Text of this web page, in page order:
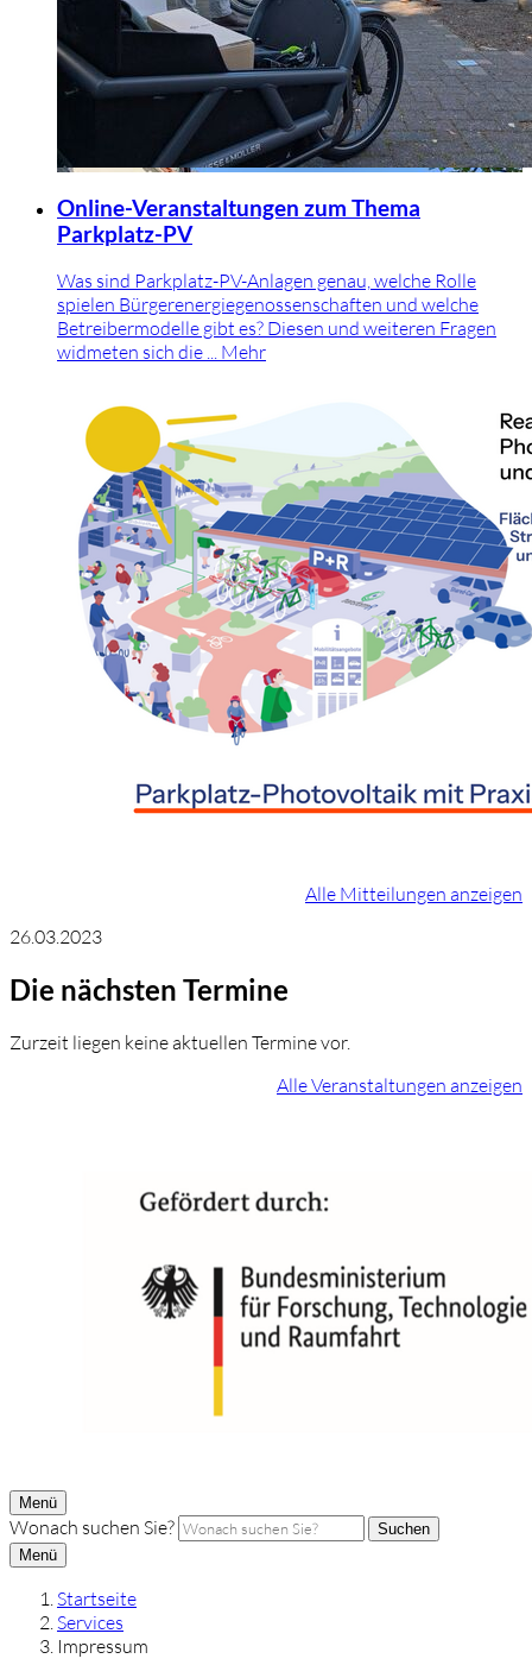
Online-Veranstaltungen zum Thema
Parkplatz-PV
Was sind Parkplatz-PV-Anlagen genau, welche Rolle
spielen Bürgerenergiegenossenschaften und welche
Betreibermodelle gibt es? Diesen und weiteren Fragen
widmeten sich die ... Mehr
Alle Mitteilungen anzeigen
26.03.2023
Die nächsten Termine
Zurzeit liegen keine aktuellen Termine vor.
Alle Veranstaltungen anzeigen
Menü
Wonach suchen Sie?
Suchen
Menü
Startseite
Services
Impressum